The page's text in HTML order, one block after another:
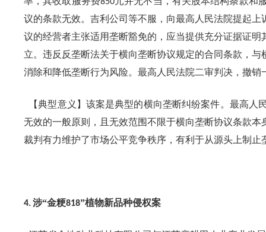
议的条款无效。吉利公司等不服，向最高人民法院提起
议的经营者主张适用垄断豁免的，应当提供充分证据证
立。违反反垄断法关于横向垄断协议规定的合同条款，
消除和降低垄断行为风险。最高人民法院二审判决，撤
【典型意义】该案是典型的横向垄断纠纷案件。最高人
无效的一般原则，且无效范围不限于横向垄断协议条款
裁判有力维护了市场公平竞争秩序，有利于从源头上制止
4.涉“金粳818”植物新品种侵权案